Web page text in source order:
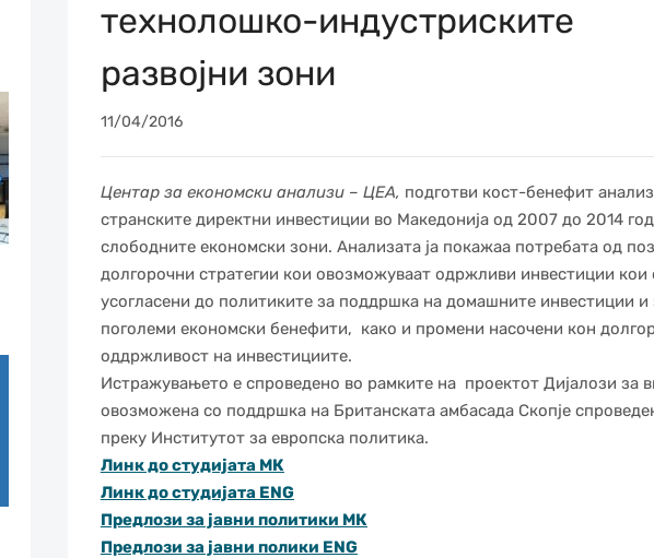
технолошко-индустриските
развојни зони
11/04/2016
Центар за економски анализи – ЦЕА, подготви кост-бенефит
странските директни инвестиции во Македонија од 2007 до 2014
слободните економски зони. Анализата ја покажаа потребата од
долгорочни стратегии кои овозможуваат одржливи инвестиции кои
усогласени до политиките за поддршка на домашните инвестиции и
поголеми економски бенефити, како и промени насочени кон
оддржливост на инвестициите.
Истражувањето е спроведено во рамките на проектот Дијалози за
овозможена со поддршка на Британската амбасада Скопје
преку Институтот за европска политика.
Линк до студијата МК
Линк до студијата ENG
Предлози за јавни политики МК
Предлози за јавни полики ENG